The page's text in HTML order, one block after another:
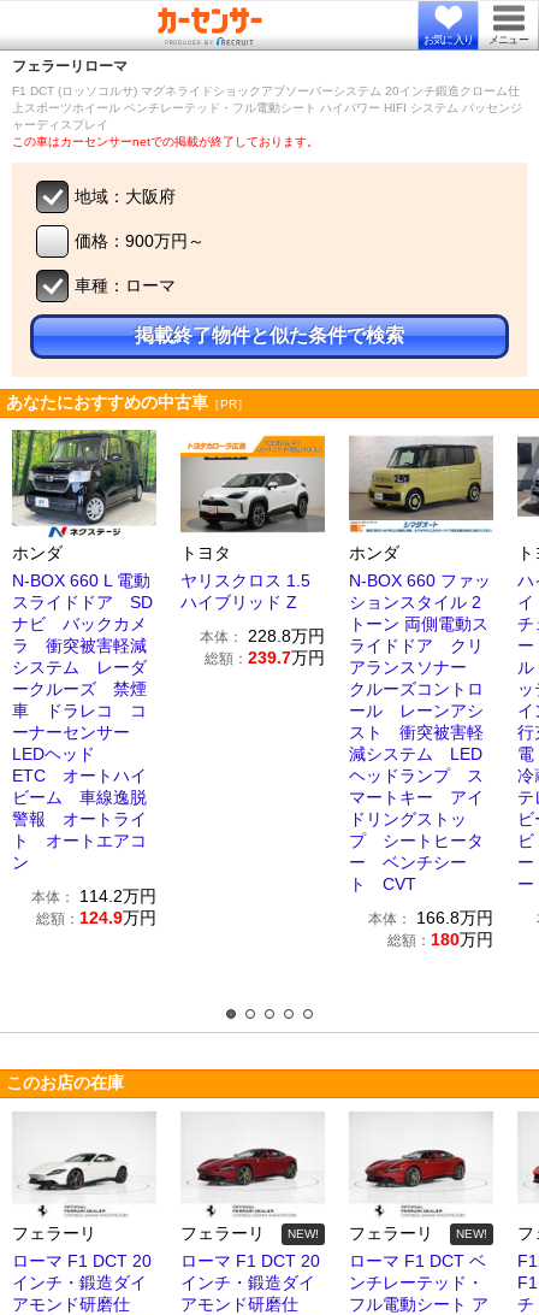
お気に入り メニュー
フェラーリ ローマ
F1 DCT (ロッソコルサ) マグネライドショックアブソーバーシステム 20インチ鍛造クローム仕
上スポーツホイール ベンチレーテッド・フル電動シート ハイパワー HIFI システム パッセンジ
ャーディスプレイ
この車はカーセンサーnetでの掲載が終了しております。
地域：大阪府
価格：900万円～
車種：ローマ
掲載終了物件と似た条件で検索
あなたにおすすめの中古車 ［PR］
ホンダ
N-BOX 660 L 電動
スライドドア SD
ナビ バックカメ
ラ 衝突被害軽減
システム レーダ
ークルーズ 禁煙
車 ドラレコ コ
ーナーセンサー
LEDヘッド
ETC オートハイ
ビーム 車線逸脱
警報 オートライ
ト オートエアコ
ン
本体： 114.2万円
総額： 124.9万円
トヨタ
ヤリスクロス 1.5
ハイブリッド Z
本体： 228.8万円
総額： 239.7万円
ホンダ
N-BOX 660 ファッ
ションスタイル 2
トーン 両側電動ス
ライドドア クリ
アランスソナー
クルーズコントロ
ール レーンアシ
スト 衝突被害軽
減システム LED
ヘッドランプ ス
マートキー アイ
ドリングストッ
プ シートヒータ
ー ベンチシー
ト CVT
本体： 166.8万円
総額： 180万円
ハ
チ
このお店の在庫
フェラーリ
ローマ F1 DCT 20
インチ・鍛造ダイ
アモンド研磨仕
フェラーリ NEW!
ローマ F1 DCT 20
インチ・鍛造ダイ
アモンド研磨仕
フェラーリ NEW!
ローマ F1 DCT ベ
ンチレーテッド・
フル電動シート ア
フ
チ